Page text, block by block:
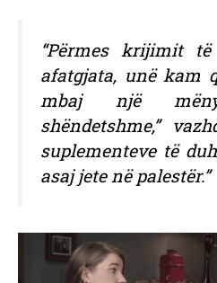
“Përmes krijimit
afatgjata, unë kam
mbaj një
shëndetshme,”
suplementeve të
asaj jete në palestër.”